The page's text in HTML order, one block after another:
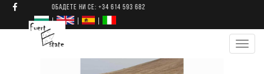
Обадете ни се: +34 614 593 682